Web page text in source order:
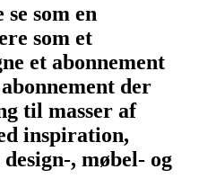
som en
som et
et abonnement
der
til masser af
inspiration,
, møbel- og